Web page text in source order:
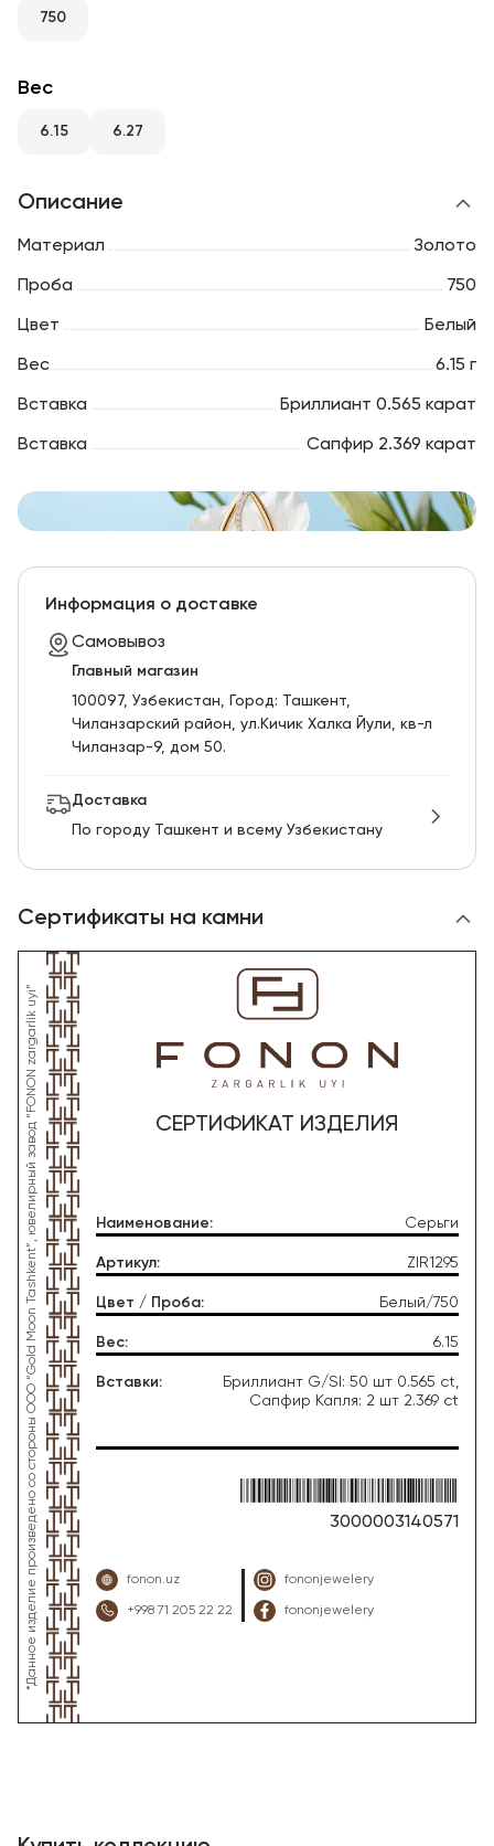
RU
750
Вес
6.15 6.27
Описание
Материал Золото
Проба 750
Цвет Белый
Вес 6.15 г
Вставка Бриллиант 0.565 карат
Вставка Сапфир 2.369 карат
Информация о доставке
Самовывоз
Главный магазин
100097, Узбекистан, Город: Ташкент,
Чиланзарский pайон, ул.Кичик Халка Йули, кв-л
Чиланзар-9, дом 50.
Доставка
По городу Ташкент и всему Узбекистану
Сертификаты на камни
*Данное изделие произведено со стороны OOO “Gold Moon Tashkent”, ювелирный завод “FONON zargarlik uyi” СЕРТИФИКАТ ИЗДЕЛИЯ
Наименование: Серьги
Артикул: ZIR1295
Цвет / Проба: Белый/750
Вес: 6.15
Вставки:
Бриллиант G/SI: 50 шт 0.565 ct,
Сапфир Капля: 2 шт 2.369 ct
3000003140571
fonon.uz
+998 71 205 22 22
fononjewelery
fononjewelery